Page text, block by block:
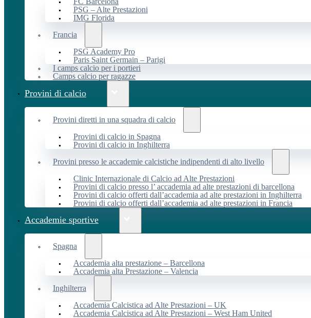
PSG – Alte Prestazioni
IMG Florida
Francia
PSG Academy Pro
Paris Saint Germain – Parigi
I camps calcio per i portieri
Camps calcio per ragazze
Provini di calcio
Provini diretti in una squadra di calcio
Provini di calcio in Spagna
Provini di calcio in Inghilterra
Provini presso le accademie calcistiche indipendenti di alto livello
Clinic Internazionale di Calcio ad Alte Prestazioni
Provini di calcio presso l’ accademia ad alte prestazioni di barcellona
Provini di calcio offerti dall’accademia ad alte prestazioni in Inghilterra
Provini di calcio offerti dall’accademia ad alte prestazioni in Francia
Accademie sportive
Spagna
Accademia alta prestazione – Barcellona
Accademia alta Prestazione – Valencia
Inghilterra
Accademia Calcistica ad Alte Prestazioni – UK
Accademia Calcistica ad Alte Prestazioni – West Ham United